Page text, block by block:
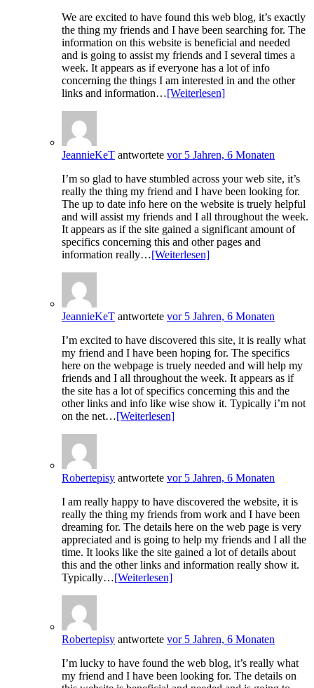
We are excited to have found this web blog, it’s exactly
the thing my friends and I have been searching for. The
information on this website is beneficial and needed
and is going to assist my friends and I several times a
week. It appears as if everyone has a lot of info
concerning the things I am interested in and the other
links and information…[Weiterlesen]
JeannieKeT antwortete vor 5 Jahren, 6 Monaten
I’m so glad to have stumbled across your web site, it’s
really the thing my friend and I have been looking for.
The up to date info here on the website is truely helpful
and will assist my friends and I all throughout the week.
It appears as if the site gained a significant amount of
specifics concerning this and other pages and
information really…[Weiterlesen]
JeannieKeT antwortete vor 5 Jahren, 6 Monaten
I’m excited to have discovered this site, it is really what
my friend and I have been hoping for. The specifics
here on the webpage is truely needed and will help my
friends and I all throughout the week. It appears as if
the site has a lot of specifics concerning this and the
other links and info like wise show it. Typically i’m not
on the net…[Weiterlesen]
Robertepisy antwortete vor 5 Jahren, 6 Monaten
I am really happy to have discovered the website, it is
really the thing my friends from work and I have been
dreaming for. The details here on the web page is very
appreciated and is going to help my friends and I all the
time. It looks like the site gained a lot of details about
this and the other links and information really show it.
Typically…[Weiterlesen]
Robertepisy antwortete vor 5 Jahren, 6 Monaten
I’m lucky to have found the web blog, it’s really what
my friend and I have been looking for. The details on